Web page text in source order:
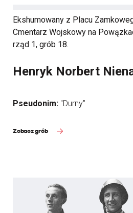
Ekshumowany z Placu
Cmentarz Wojskowy na
rząd 1, grób 18.
Henryk Norbert
Pseudonim: "Durny"
Zobacz grób